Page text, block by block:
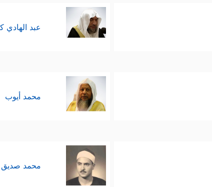
عبد الهادي
محمد أيوب
محمد صديق